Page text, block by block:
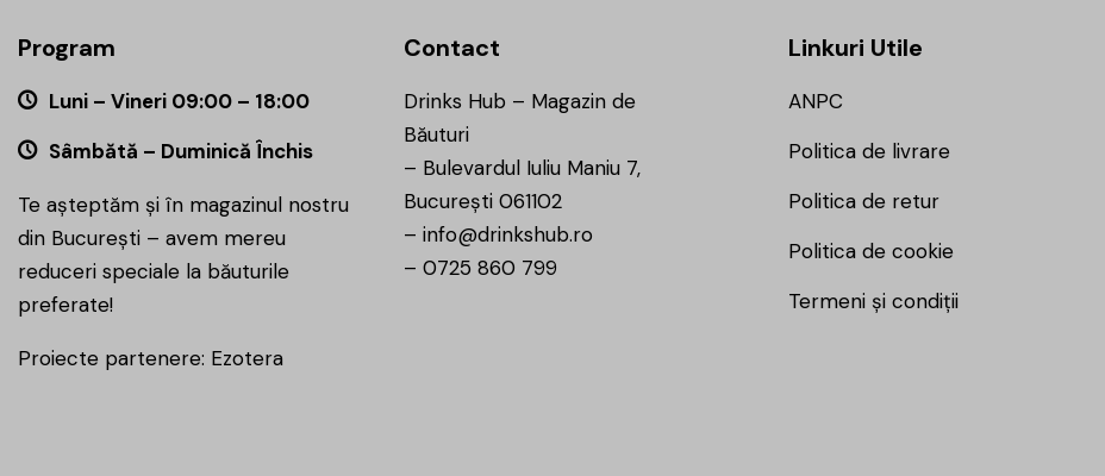
Program
Luni – Vineri 09:00 – 18:00
Sâmbătă – Duminică Închis
Te așteptăm și în magazinul nostru
din București – avem mereu
reduceri speciale la băuturile
preferate!
Proiecte partenere: Ezotera
Contact
Drinks Hub – Magazin de
Băuturi
– Bulevardul Iuliu Maniu 7,
București 061102
– info@drinkshub.ro
– 0725 860 799
Linkuri Utile
ANPC
Politica de livrare
Politica de retur
Politica de cookie
Termeni și condiții